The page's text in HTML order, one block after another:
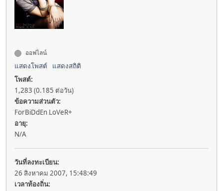
ออฟไลน์
แสดงโพสต์
แสดงสถิติ
โพสต์:
1,283 (0.185 ต่อวัน)
ข้อความส่วนตัว:
ForBiDdEn LoVeR+
อายุ:
N/A
วันที่ลงทะเบียน:
26 สิงหาคม 2007, 15:48:49
เวลาท้องถิ่น: